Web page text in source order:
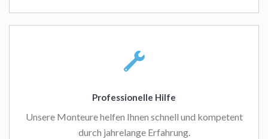
Professionelle Hilfe
Unsere Monteure helfen Ihnen schnell und kompetent
durch jahrelange Erfahrung.